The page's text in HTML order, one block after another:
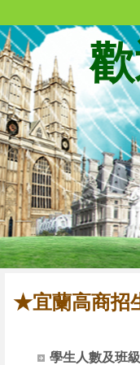
★宜蘭高商招
學生人數及班